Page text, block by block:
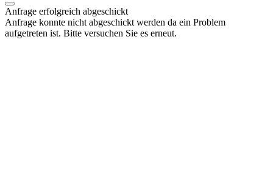
Anfrage erfolgreich abgeschickt
Anfrage konnte nicht abgeschickt werden da ein Problem
aufgetreten ist. Bitte versuchen Sie es erneut.